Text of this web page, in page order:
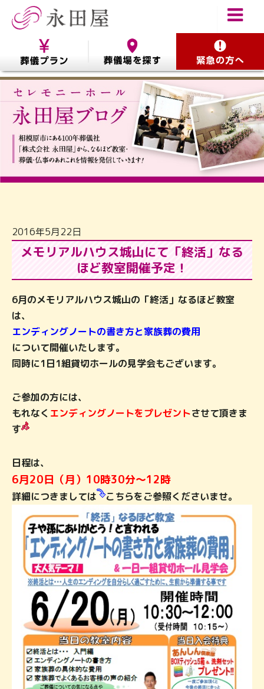
2016年5月22日
メモリアルハウス城山にて「終活」なる
ほど教室開催予定！
6月のメモリアルハウス城山の「終活」なるほど教室
は、
エンディングノートの書き方と家族葬の費用
について開催いたします。
同時に1日1組貸切ホールの見学会もございます。
ご参加の方には、
もれなく エンディングノートをプレゼントさせて頂きま
す
日程は、
6月20日（月）10時30分～12時
詳細につきましては こちらをご参照くださいませ。